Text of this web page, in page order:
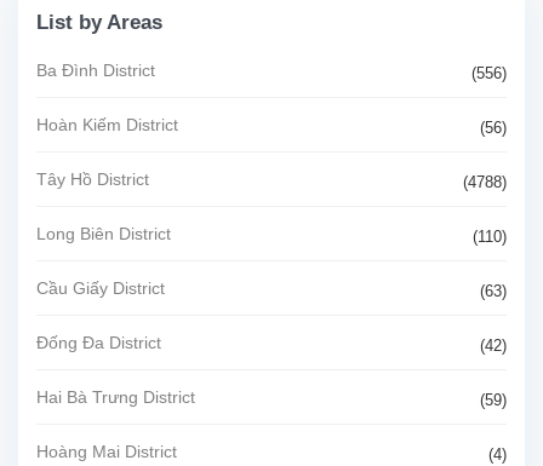
List by Areas
Ba Đình District (556)
Hoàn Kiếm District (56)
Tây Hồ District (4788)
Long Biên District (110)
Cầu Giấy District (63)
Đống Đa District (42)
Hai Bà Trưng District (59)
Hoàng Mai District (4)